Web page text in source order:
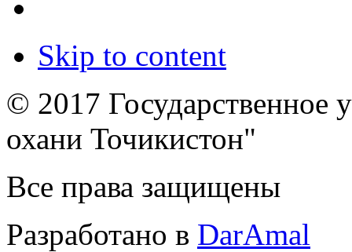
Skip to content
© 2017 Государственное
охани Точикистон"
Все права защищены
Разработано в DarAmal